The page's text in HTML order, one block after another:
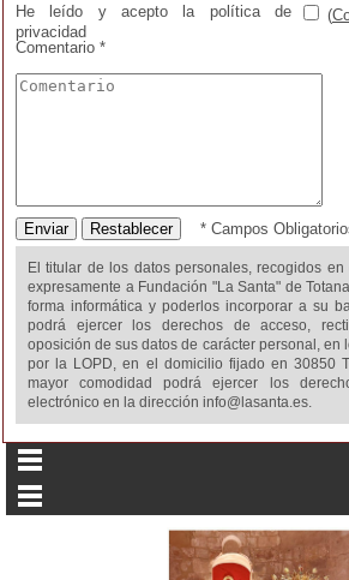
He leído y acepto la política de
privacidad
(
Comentario *
* Campos
El titular de los datos personales, recogidos en
expresamente a Fundación "La Santa" de Totana
forma informática y poderlos incorporar a su
podrá ejercer los derechos de acceso,
oposición de sus datos de carácter personal, en
por la LOPD, en el domicilio fijado en 30850
mayor comodidad podrá ejercer los
electrónico en la dirección info@lasanta.es